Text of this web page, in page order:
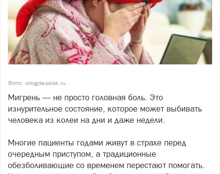
Фото: vologda-poisk.ru
Мигрень — не просто головная боль. Это
изнурительное состояние, которое может выбивать
человека из колеи на дни и даже недели.
Многие пациенты годами живут в страхе перед
очередным приступом, а традиционные
обезболивающие со временем перестают помогать.